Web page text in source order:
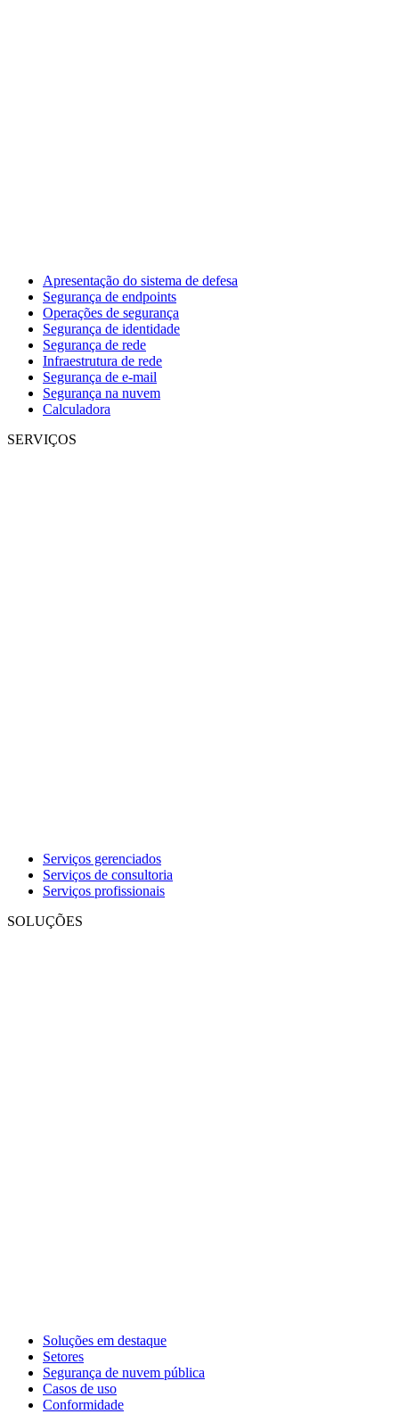
Apresentação do sistema de defesa
Segurança de endpoints
Operações de segurança
Segurança de identidade
Segurança de rede
Infraestrutura de rede
Segurança de e-mail
Segurança na nuvem
Calculadora
SERVIÇOS
Serviços gerenciados
Serviços de consultoria
Serviços profissionais
SOLUÇÕES
Soluções em destaque
Setores
Segurança de nuvem pública
Casos de uso
Conformidade